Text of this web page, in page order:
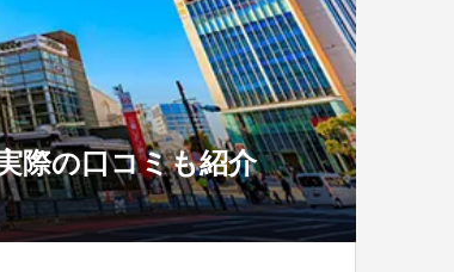
際の口コミも紹介